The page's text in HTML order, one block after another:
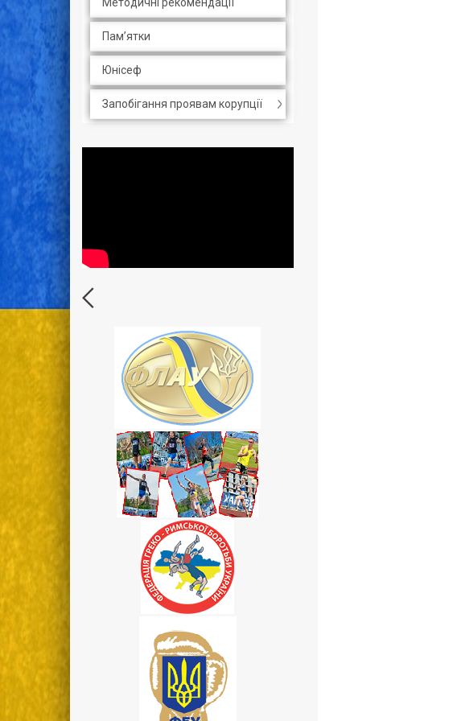
Пам’ятки
Юнісеф
Запобігання проявам корупції